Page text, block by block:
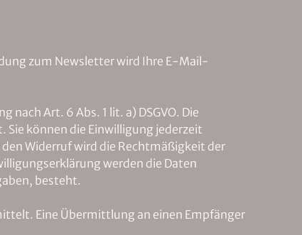
zum Newsletter wird Ihre E-Mail-
Art. 6 Abs. 1 lit. a) DSGVO. Die
können die Einwilligung jederzeit
Widerruf wird die Rechtmäßigkeit der
werden die Daten
besteht.
Eine Übermittlung an einen Empfänger